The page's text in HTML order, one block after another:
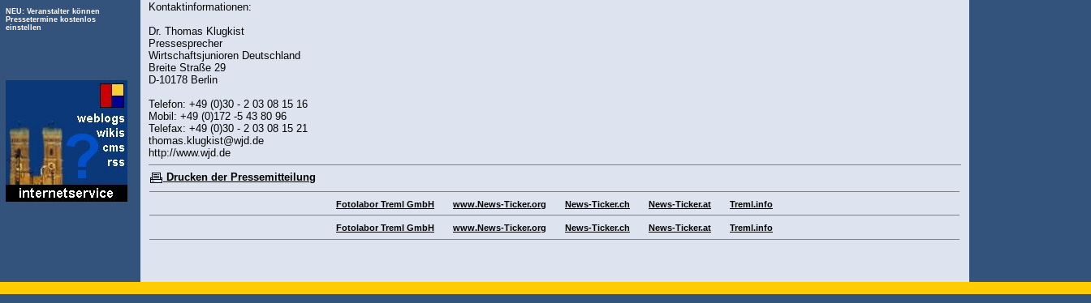
NEU: Veranstalter können
Pressetermine kostenlos
einstellen
Kontaktinformationen:
Dr. Thomas Klugkist
Pressesprecher
Wirtschaftsjunioren Deutschland
Breite Straße 29
D-10178 Berlin
Telefon: +49 (0)30 - 2 03 08 15 16
Mobil: +49 (0)172 -5 43 80 96
Telefax: +49 (0)30 - 2 03 08 15 21
thomas.klugkist@wjd.de
http://www.wjd.de
Drucken der Pressemitteilung
Fotolabor Treml GmbH www.News-Ticker.org News-Ticker.ch News-Ticker.at Treml.info
Fotolabor Treml GmbH www.News-Ticker.org News-Ticker.ch News-Ticker.at Treml.info